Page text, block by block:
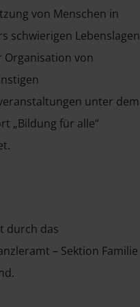
von Menschen in
schwierigen Lebenslagen
Organisation von
unter dem
„Bildung für alle“
durch das
– Sektion Familie